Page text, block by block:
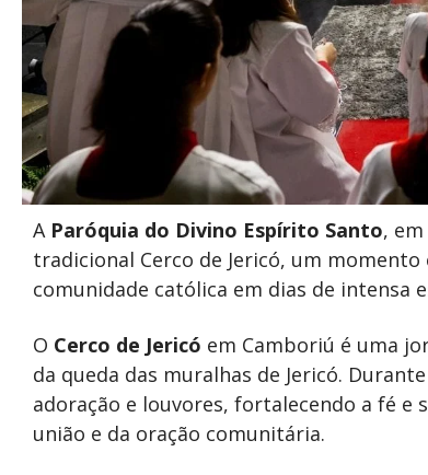
A Paróquia do Divino Espírito Santo, em
tradicional Cerco de Jericó, um
comunidade católica em dias de intensa
O Cerco de Jericó em Camboriú é uma
da queda das muralhas de Jericó.
adoração e louvores, fortalecendo a fé e
união e da oração comunitária.